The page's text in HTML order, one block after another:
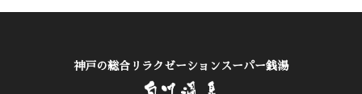
神戸の総合リラクゼーションスーパー銭湯